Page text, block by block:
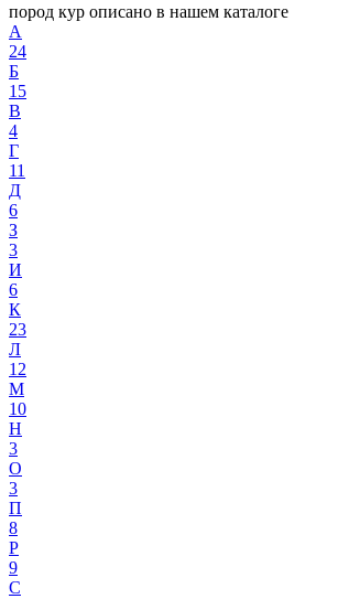
пород кур описано в нашем каталоге
А
24
Б
15
В
4
Г
11
Д
6
З
3
И
6
К
23
Л
12
М
10
Н
3
О
3
П
8
Р
9
С